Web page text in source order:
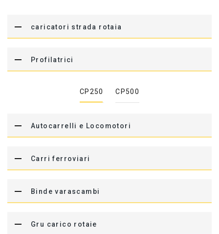
caricatori strada rotaia
Profilatrici
CP250 CP500
Autocarrelli e Locomotori
Carri ferroviari
Binde varascambi
Gru carico rotaie